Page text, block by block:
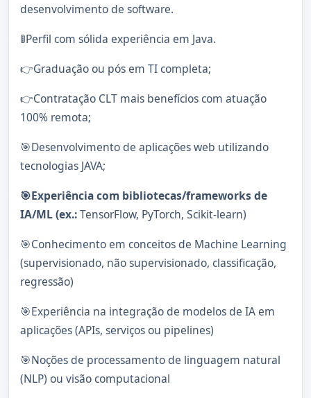
desenvolvimento de software.
🚦Perfil com sólida experiência em Java.
👉Graduação ou pós em TI completa;
👉Contratação CLT mais benefícios com atuação
100% remota;
🎯Desenvolvimento de aplicações web utilizando
tecnologias JAVA;
🎯Experiência com bibliotecas/frameworks de
IA/ML (ex.:TensorFlow, PyTorch, Scikit-learn)
🎯Conhecimento em conceitos de Machine Learning
(supervisionado, não supervisionado, classificação,
regressão)
🎯Experiência na integração de modelos de IA em
aplicações (APIs, serviços ou pipelines)
🎯Noções de processamento de linguagem natural
(NLP) ou visão computacional